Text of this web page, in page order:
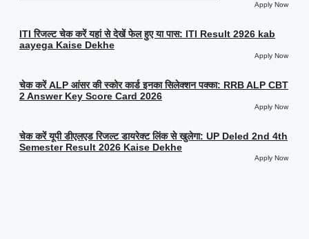
Apply Now
ITI रिजल्ट चेक करें यहां से देखें फेल हुए या पास: ITI Result 2926 kab
aayega Kaise Dekhe
Apply Now
चेक करें ALP आंसर की स्कोर कार्ड इनका सिलेक्शन पक्का: RRB ALP CBT
2 Answer Key Score Card 2026
Apply Now
चेक करें यूपी डीएलएड रिजल्ट डायरेक्ट लिंक से खुलेगा: UP Deled 2nd 4th
Semester Result 2026 Kaise Dekhe
Apply Now